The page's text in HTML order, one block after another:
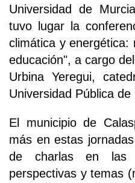
Universidad de
tuvo lugar la
climática y energética:
educación", a cargo
Urbina Yeregui,
Universidad Pública de
El municipio de
más en estas
de charlas en las
perspectivas y temas